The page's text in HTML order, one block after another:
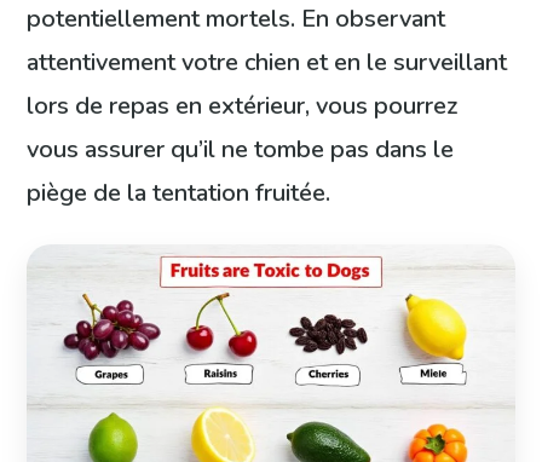
potentiellement mortels. En observant
attentivement votre chien et en le surveillant
lors de repas en extérieur, vous pourrez
vous assurer qu’il ne tombe pas dans le
piège de la tentation fruitée.